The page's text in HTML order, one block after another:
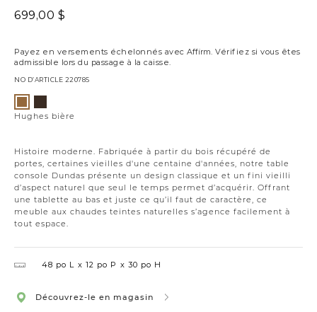
699,00 $
Payez en versements échelonnés avec Affirm. Vérifiez si vous êtes
admissible lors du passage à la caisse.
NO D’ARTICLE 220785
Histoire moderne. Fabriquée à partir du bois récupéré de
portes, certaines vieilles d'une centaine d'années, notre table
console Dundas présente un design classique et un fini vieilli
d’aspect naturel que seul le temps permet d’acquérir. Offrant
une tablette au bas et juste ce qu’il faut de caractère, ce
meuble aux chaudes teintes naturelles s’agence facilement à
tout espace.
Variations
bièreombré
Hughes bière
48 po L 12 po P 30 po H
Découvrez-le en magasin